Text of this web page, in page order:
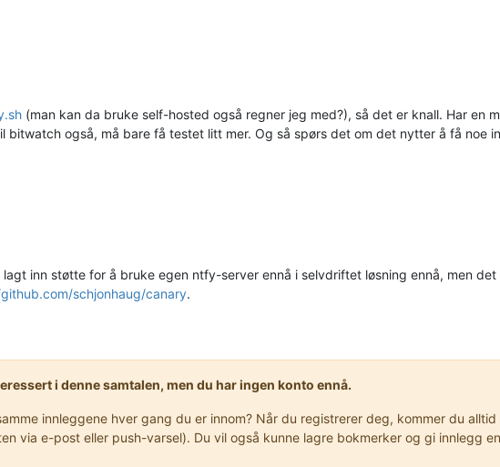
(man kan da bruke self-hosted også regner jeg med?), så det er knall. Har en
bitwatch også, må bare få testet litt mer. Og så spørs det om det nytter å få noe
lagt inn støtte for å bruke egen ntfy-server ennå i selvdriftet løsning ennå, men
schjonhaug/canary.
i denne samtalen, men du har ingen konto ennå.
innleggene hver gang du er innom? Når du registrerer deg, kommer du
via e-post eller push-varsel). Du vil også kunne lagre bokmerker og gi innlegg